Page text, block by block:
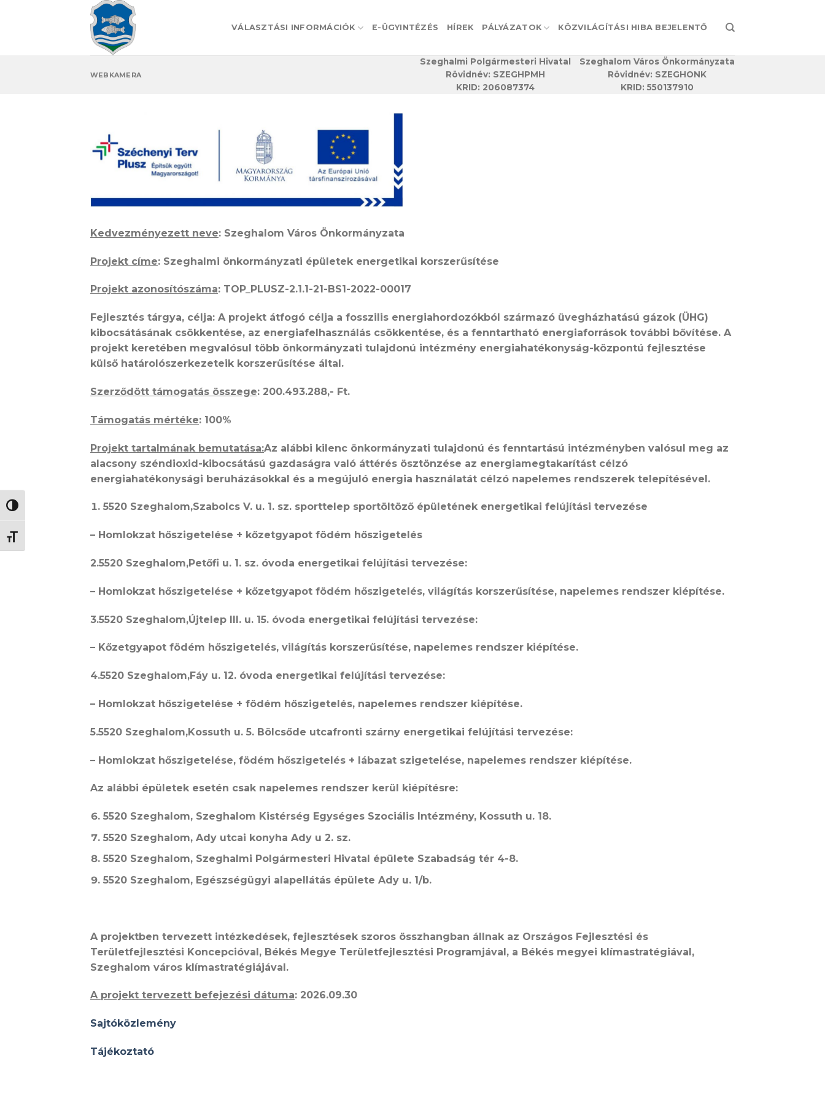
NAGY KONTRASZT VÁLTÁSA
BETŰMÉRET VÁLTÁSA
VÁLASZTÁSI INFORMÁCIÓK E-ÜGYINTÉZÉS HÍREK PÁLYÁZATOK KÖZVILÁGÍTÁSI HIBA BEJELENTŐ
WEBKAMERA
Szeghalmi Polgármesteri Hivatal
Rövidnév: SZEGHPMH
KRID: 206087374
Szeghalom Város Önkormányzata
Rövidnév: SZEGHONK
KRID: 550137910
Kedvezményezett neve: Szeghalom Város Önkormányzata
Projekt címe: Szeghalmi önkormányzati épületek energetikai korszerűsítése
Projekt azonosítószáma: TOP_PLUSZ-2.1.1-21-BS1-2022-00017
Fejlesztés tárgya, célja: A projekt átfogó célja a fosszilis energiahordozókból származó üvegházhatású gázok (ÜHG)
kibocsátásának csökkentése, az energiafelhasználás csökkentése, és a fenntartható energiaforrások további bővítése. A
projekt keretében megvalósul több önkormányzati tulajdonú intézmény energiahatékonyság-központú fejlesztése
külső határolószerkezeteik korszerűsítése által.
Szerződött támogatás összege: 200.493.288,- Ft.
Támogatás mértéke: 100%
Projekt tartalmának bemutatása:Az alábbi kilenc önkormányzati tulajdonú és fenntartású intézményben valósul meg az
alacsony széndioxid-kibocsátású gazdaságra való áttérés ösztönzése az energiamegtakarítást célzó
energiahatékonysági beruházásokkal és a megújuló energia használatát célzó napelemes rendszerek telepítésével.
5520 Szeghalom,Szabolcs V. u. 1. sz. sporttelep sportöltöző épületének energetikai felújítási tervezése
– Homlokzat hőszigetelése + kőzetgyapot födém hőszigetelés
2.5520 Szeghalom,Petőfi u. 1. sz. óvoda energetikai felújítási tervezése:
– Homlokzat hőszigetelése + kőzetgyapot födém hőszigetelés, világítás korszerűsítése, napelemes rendszer kiépítése.
3.5520 Szeghalom,Újtelep III. u. 15. óvoda energetikai felújítási tervezése:
– Kőzetgyapot födém hőszigetelés, világítás korszerűsítése, napelemes rendszer kiépítése.
4.5520 Szeghalom,Fáy u. 12. óvoda energetikai felújítási tervezése:
– Homlokzat hőszigetelése + födém hőszigetelés, napelemes rendszer kiépítése.
5.5520 Szeghalom,Kossuth u. 5. Bölcsőde utcafronti szárny energetikai felújítási tervezése:
– Homlokzat hőszigetelése, födém hőszigetelés + lábazat szigetelése, napelemes rendszer kiépítése.
Az alábbi épületek esetén csak napelemes rendszer kerül kiépítésre:
5520 Szeghalom, Szeghalom Kistérség Egységes Szociális Intézmény, Kossuth u. 18.
5520 Szeghalom, Ady utcai konyha Ady u 2. sz.
5520 Szeghalom, Szeghalmi Polgármesteri Hivatal épülete Szabadság tér 4-8.
5520 Szeghalom, Egészségügyi alapellátás épülete Ady u. 1/b.
A projektben tervezett intézkedések, fejlesztések szoros összhangban állnak az Országos Fejlesztési és
Területfejlesztési Koncepcióval, Békés Megye Területfejlesztési Programjával, a Békés megyei klímastratégiával,
Szeghalom város klímastratégiájával.
A projekt tervezett befejezési dátuma: 2026.09.30
Sajtóközlemény
Tájékoztató